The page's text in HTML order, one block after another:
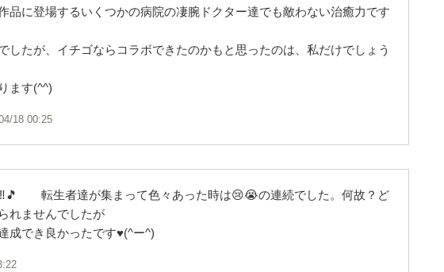
品に登場するいくつかの病院の凄腕ドクター達でも敵わない治癒力です
したが、イチゴならコラボできたのかもと思ったのは、私だけでしょう
ます(^^)
18 00:25
‼️🎵 転生者達が集まって色々あった時は😢😭の連続でした。何故？ど
れませんでしたが
成でき良かったです♥️(^ー^)